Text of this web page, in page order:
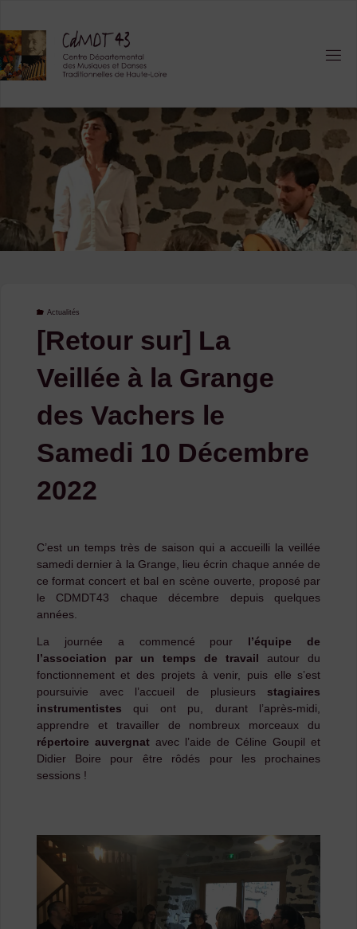
content
Actualités
[Retour sur] La
Veillée à la Grange
des Vachers le
Samedi 10 Décembre
2022
C’est un temps très de saison qui a accueilli la veillée
samedi dernier à la Grange, lieu écrin chaque année de
ce format concert et bal en scène ouverte, proposé par
le CDMDT43 chaque décembre depuis quelques
années.
La journée a commencé pour
l’équipe de
l’association par un temps de travail
autour du
fonctionnement et des projets à venir, puis elle s’est
poursuivie avec l’accueil de plusieurs stagiaires
instrumentistes qui ont pu, durant l’après-midi,
apprendre et travailler de nombreux morceaux du
répertoire auvergnatavec l’aide de Céline Goupil et
Didier Boire pour être rôdés pour les prochaines
sessions !